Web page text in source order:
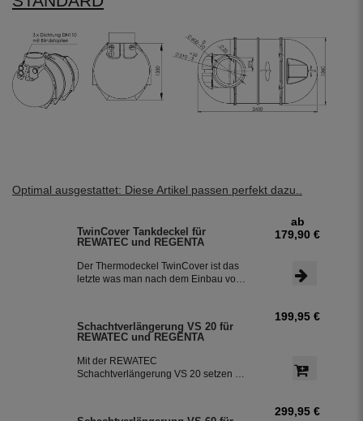
Optimal ausgestattet: Diese Artikel passen perfekt dazu..
TwinCover Tankdeckel für
REWATEC und REGENTA
Der Thermodeckel TwinCover ist das
letzte was man nach dem Einbau vom
mit ein paar Handgriffen. Der
Tankdeckel sitzt verdreh sicher und
nahezu fugenlos auf dem
Schachtrahmen, er verhindert ein
ab
179,90 €
Schachtverlängerung VS 20 für
REWATEC und REGENTA
Mit der REWATEC
Schachtverlängerung VS 20 setzen Sie
199,95 €
299,95 €